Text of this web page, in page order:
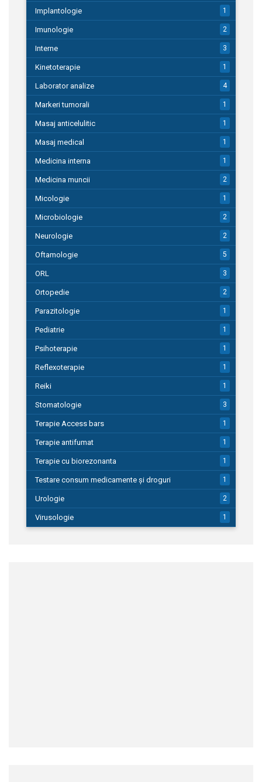
Implantologie 1
Imunologie 2
Interne 3
Kinetoterapie 1
Laborator analize 4
Markeri tumorali 1
Masaj anticelulitic 1
Masaj medical 1
Medicina interna 1
Medicina muncii 2
Micologie 1
Microbiologie 2
Neurologie 2
Oftamologie 5
ORL 3
Ortopedie 2
Parazitologie 1
Pediatrie 1
Psihoterapie 1
Reflexoterapie 1
Reiki 1
Stomatologie 3
Terapie Access bars 1
Terapie antifumat 1
Terapie cu biorezonanta 1
Testare consum medicamente și droguri 1
Urologie 2
Virusologie 1